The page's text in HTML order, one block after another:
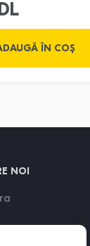
ÎN COȘ
NOI